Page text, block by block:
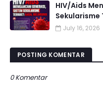
HIV/Aids
July 16, 2026
POSTING KOMENTAR
0 Komentar